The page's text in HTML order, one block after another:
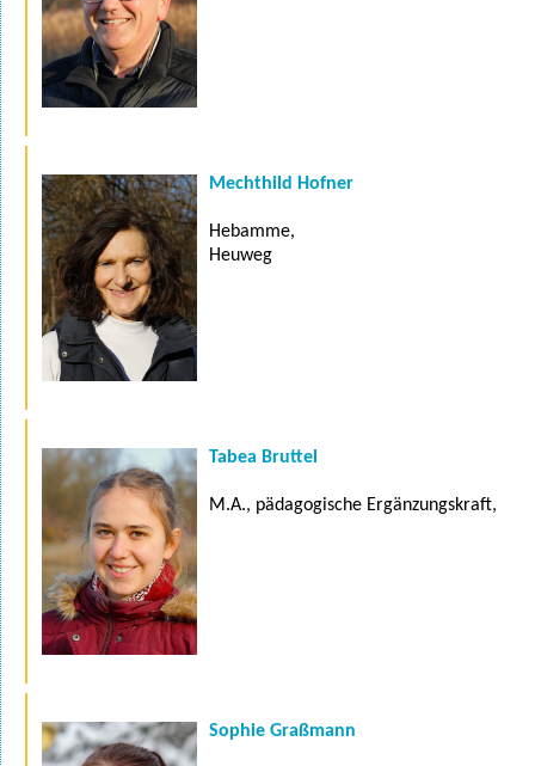
Mechthild Hofner
Hebamme,
Heuweg
Tabea Bruttel
M.A., pädagogische Ergänzungskraft,
Sophie Graßmann